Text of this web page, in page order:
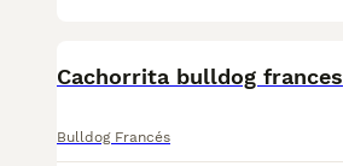
Cachorrita bulldog frances
Bulldog Francés